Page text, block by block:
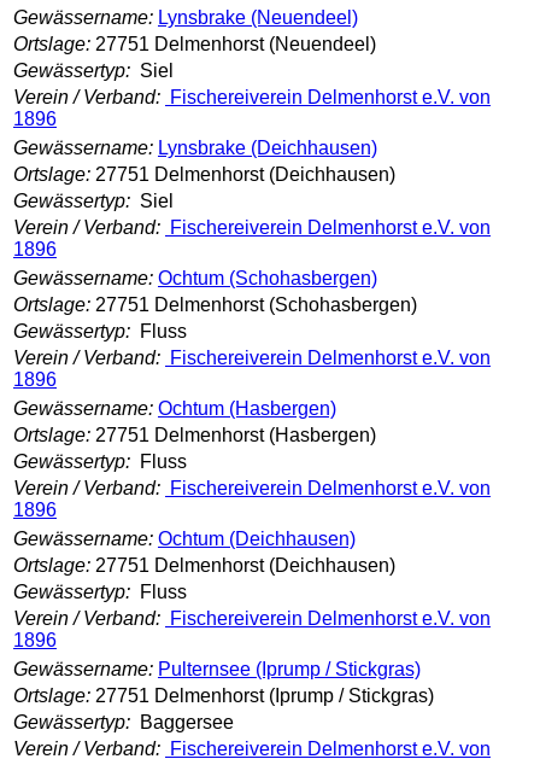
Gewässername: Lynsbrake (Neuendeel)
Ortslage: 27751 Delmenhorst (Neuendeel)
Gewässertyp: Siel
Verein / Verband: Fischereiverein Delmenhorst e.V. von
1896
Gewässername: Lynsbrake (Deichhausen)
Ortslage: 27751 Delmenhorst (Deichhausen)
Gewässertyp: Siel
Verein / Verband: Fischereiverein Delmenhorst e.V. von
1896
Gewässername: Ochtum (Schohasbergen)
Ortslage: 27751 Delmenhorst (Schohasbergen)
Gewässertyp: Fluss
Verein / Verband: Fischereiverein Delmenhorst e.V. von
1896
Gewässername: Ochtum (Hasbergen)
Ortslage: 27751 Delmenhorst (Hasbergen)
Gewässertyp: Fluss
Verein / Verband: Fischereiverein Delmenhorst e.V. von
1896
Gewässername: Ochtum (Deichhausen)
Ortslage: 27751 Delmenhorst (Deichhausen)
Gewässertyp: Fluss
Verein / Verband: Fischereiverein Delmenhorst e.V. von
1896
Gewässername: Pulternsee (Iprump / Stickgras)
Ortslage: 27751 Delmenhorst (Iprump / Stickgras)
Gewässertyp: Baggersee
Verein / Verband: Fischereiverein Delmenhorst e.V. von